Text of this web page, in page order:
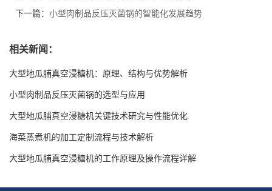
下一篇： 小型肉制品反压灭菌锅的智能化发展趋势
相关新闻：
大型地瓜脯真空浸糖机：原理、结构与优势解析
小型肉制品反压灭菌锅的选型与应用
大型地瓜脯真空浸糖机关键技术研究与性能优化
海菜蒸煮机的加工定制流程与技术解析
大型地瓜脯真空浸糖机的工作原理及操作流程详解